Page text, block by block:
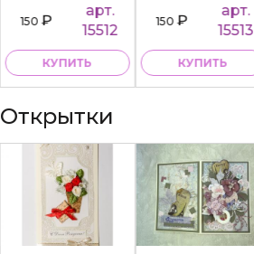
150₽
арт.
15512
КУПИТЬ
150₽
арт.
15513
КУПИТЬ
Открытки